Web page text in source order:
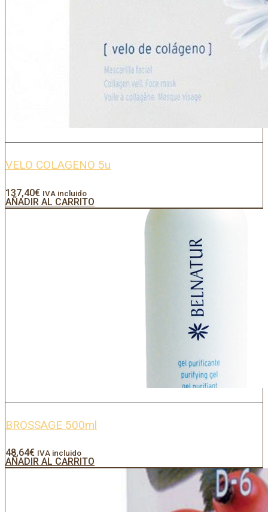
VELO COLAGENO 5u
137,40€ IVA incluido
AÑADIR AL CARRITO
BROSSAGE 500ml
48,64€ IVA incluido
AÑADIR AL CARRITO